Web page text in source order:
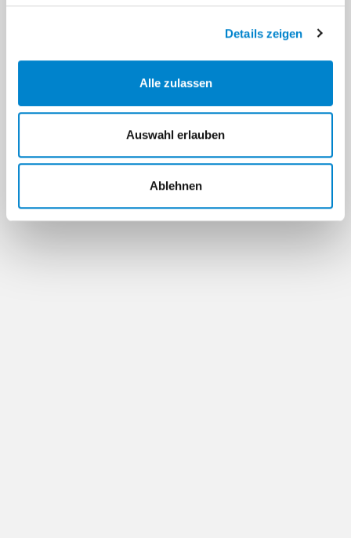
Details zeigen
Alle zulassen
Auswahl erlauben
Ablehnen